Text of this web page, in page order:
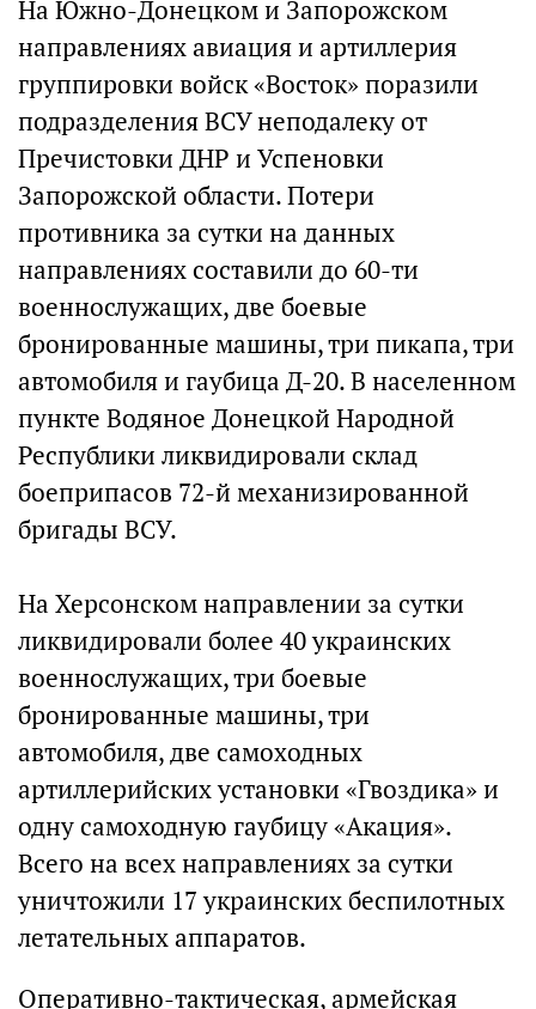
На Южно-Донецком и Запорожском
направлениях авиация и артиллерия
группировки войск «Восток» поразили
подразделения ВСУ неподалеку от
Пречистовки ДНР и Успеновки
Запорожской области. Потери
противника за сутки на данных
направлениях составили до 60-ти
военнослужащих, две боевые
бронированные машины, три пикапа, три
автомобиля и гаубица Д-20. В населенном
пункте Водяное Донецкой Народной
Республики ликвидировали склад
боеприпасов 72-й механизированной
бригады ВСУ.
На Херсонском направлении за сутки
ликвидировали более 40 украинских
военнослужащих, три боевые
бронированные машины, три
автомобиля, две самоходных
артиллерийских установки «Гвоздика» и
одну самоходную гаубицу «Акация».
Всего на всех направлениях за сутки
уничтожили 17 украинских беспилотных
летательных аппаратов.
Оперативно-тактическая, армейская